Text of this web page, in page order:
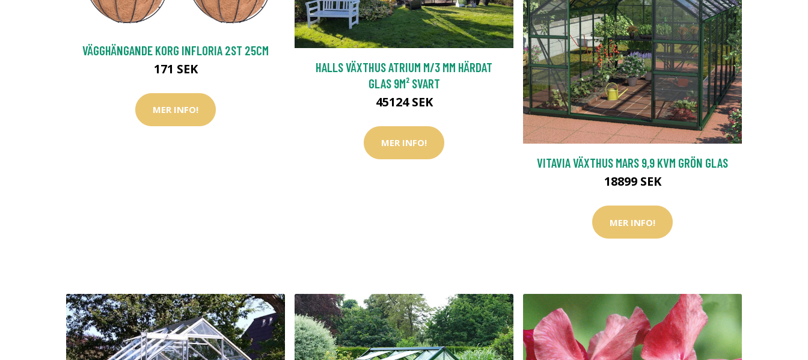
VÄGGHÄNGANDE KORG INFLORIA 2ST 25CM
171 SEK
MER INFO!
HALLS VÄXTHUS ATRIUM M/3 MM HÄRDAT
GLAS 9M² SVART
45124 SEK
MER INFO!
VITAVIA VÄXTHUS MARS 9,9 KVM GRÖN GLAS
18899 SEK
MER INFO!